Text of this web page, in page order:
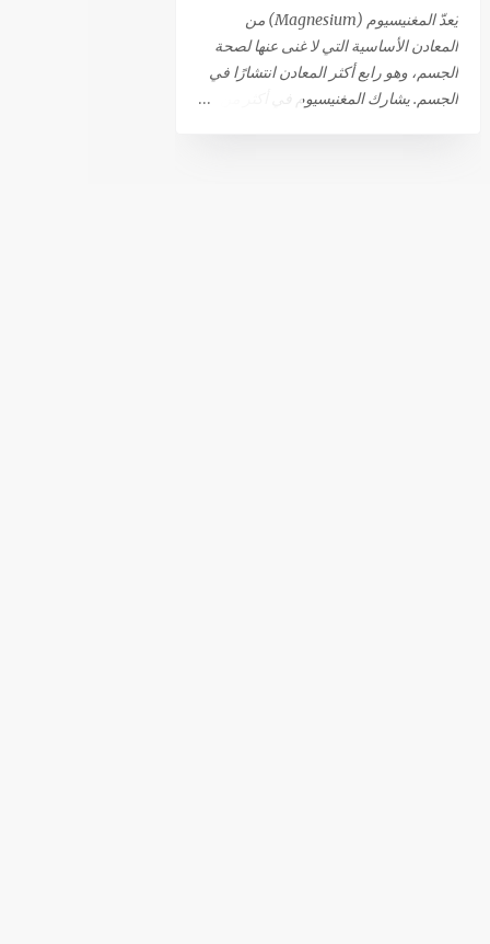
أهم أسباب القذف بدون النشوة الجنسية.
من المحتمل أيضًا أن الذهاب إلى المرحاض
أو ملامسة الحشفة للملابس قد تؤدي إلى
يُعدّ المغنيسيوم (Magnesium) من
المعادن الأساسية التي لا غنى عنها لصحة
الجسم، وهو رابع أكثر المعادن انتشارًا في
الجسم. يشارك المغنيسيوم في أكثر من